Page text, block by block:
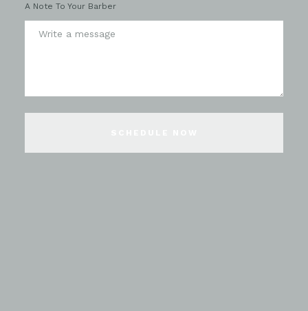
A Note To Your Barber